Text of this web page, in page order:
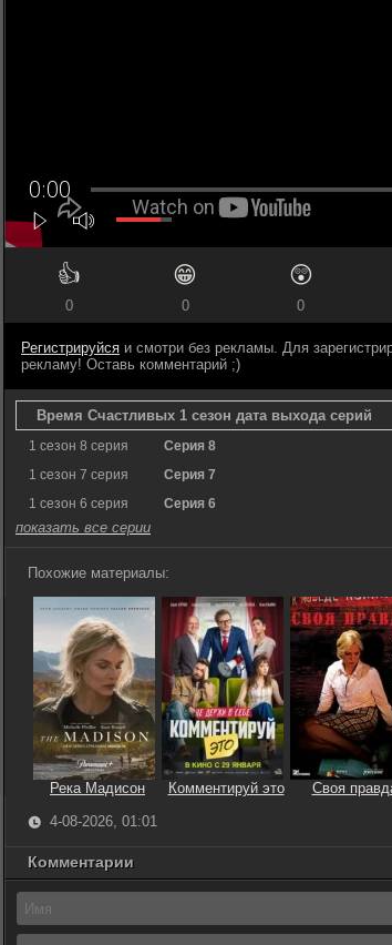
👍
0
😁
0
😲
0
Регистрируйся и смотри без рекламы. Для
рекламу! Оставь комментарий ;)
Время Счастливых 1 сезон дата выхода серий
1 сезон 8 серия
Серия 8
1 сезон 7 серия
Серия 7
1 сезон 6 серия
Серия 6
показать все серии
Похожие материалы:
Река Мадисон Комментируй это Своя
4-08-2026, 01:01
Комментарии